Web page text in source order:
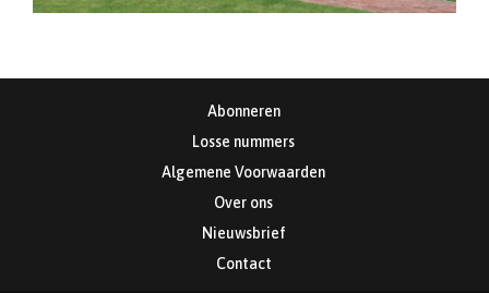
Abonneren
Losse nummers
Algemene Voorwaarden
Over ons
Nieuwsbrief
Contact